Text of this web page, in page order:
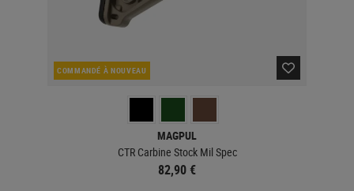
COMMANDÉ À NOUVEAU
MAGPUL
CTR Carbine Stock Mil Spec
82,90 €